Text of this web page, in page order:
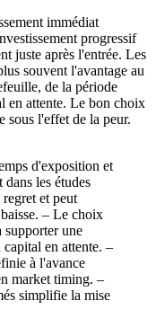
immédiat
progressif
juste après l'entrée. Les
souvent l'avantage au
de la période
en attente. Le bon choix
sous l'effet de la peur.
d'exposition et
les études
et peut
– Le choix
supporter une
en attente. –
à l'avance
market timing. –
simplifie la mise